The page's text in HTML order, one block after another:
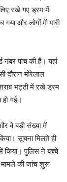
रखे गए ड्रम में
और लोगों में भारी
नंबर पांच की है। यहां
दौरान मोरेलाल
भट्ठी में रखे ड्रम
गई।
वे बड़ी संख्या में
सूचना मिलते ही
किया। पुलिस ने बच्चे
की जांच शुरू